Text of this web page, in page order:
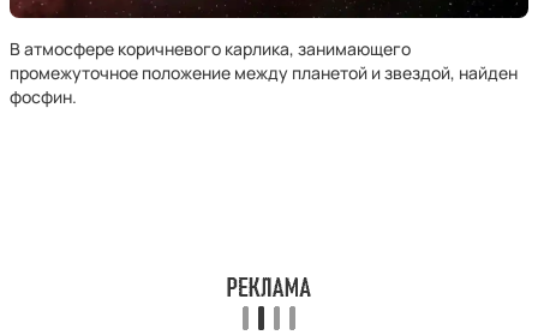
В атмосфере коричневого карлика, занимающего
промежуточное положение между планетой и звездой, найден
фосфин.